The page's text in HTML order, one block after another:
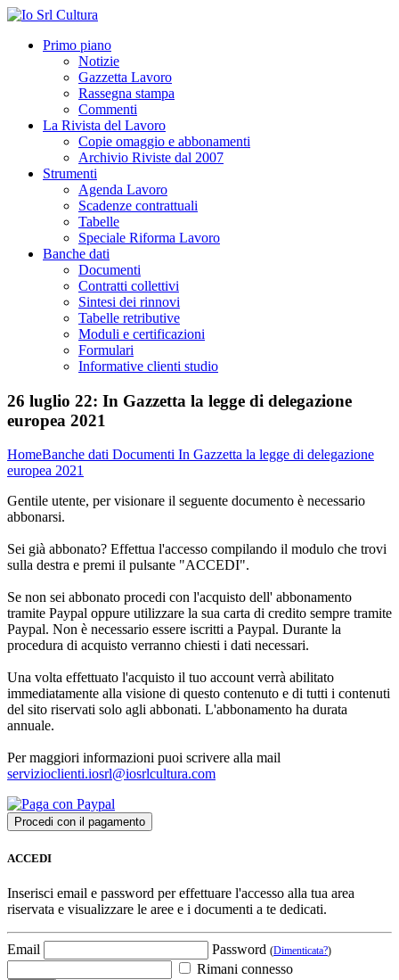
Primo piano
Notizie
Gazzetta Lavoro
Rassegna stampa
Commenti
La Rivista del Lavoro
Copie omaggio e abbonamenti
Archivio Riviste dal 2007
Strumenti
Agenda Lavoro
Scadenze contrattuali
Tabelle
Speciale Riforma Lavoro
Banche dati
Documenti
Contratti collettivi
Sintesi dei rinnovi
Tabelle retributive
Moduli e certificazioni
Formulari
Informative clienti studio
26 luglio 22: In Gazzetta la legge di delegazione
europea 2021
HomeBanche dati Documenti In Gazzetta la legge di delegazione
europea 2021
Gentile utente, per visionare il seguente documento è necessario
abbonarsi.
Sei già abbonato? Effettua l'accesso compilando il modulo che trovi
sulla destra e premi il pulsante "ACCEDI".
Se non sei abbonato procedi con l'acquisto dell' abbonamento
tramite Paypal oppure utilizzare la sua carta di credito sempre tramite
Paypal. Non è necessario essere iscritti a Paypal. Durante la
procedura di acquisto verranno chiesti i dati necessari.
Una volta effettuato l'acquisto il tuo account verrà abilitato
immediatamente alla visione di questo contenuto e di tutti i contenuti
del sito riservati solo agli abbonati. L'abbonamento ha durata
annuale.
Per maggiori informazioni puoi scrivere alla mail
servizioclienti.iosrl@iosrlcultura.com
ACCEDI
Inserisci email e password per effettuare l'accesso alla tua area
riservata e visualizzare le aree e i documenti a te dedicati.
Email Password (Dimenticata?)
Rimani connesso